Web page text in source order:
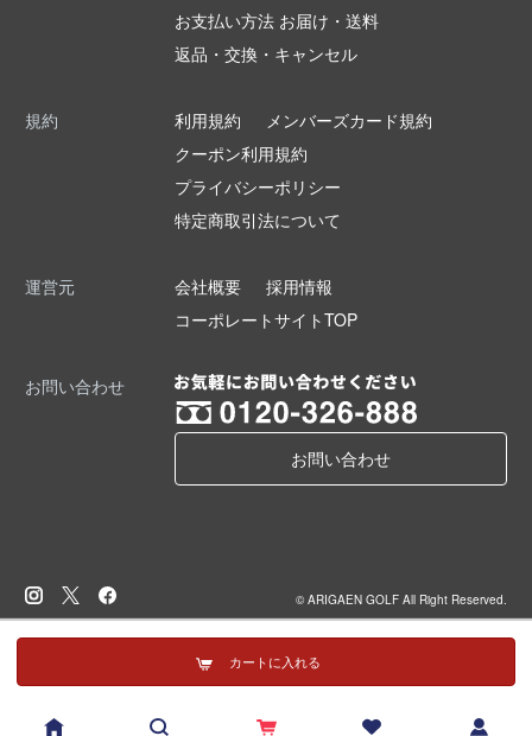
カートに入れる
お支払い方法 お届け・送料
返品・交換・キャンセル
規約 利用規約
メンバーズカード規約
クーポン利用規約
プライバシーポリシー
特定商取引法について
運営元 会社概要
採用情報
コーポレートサイトTOP
お問い合わせ
お問い合わせ
© ARIGAEN GOLF All Right Reserved.